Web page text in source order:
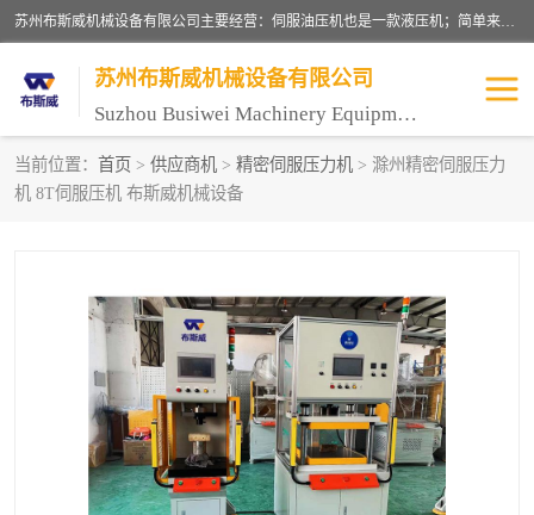
苏州布斯威机械设备有限公司主要经营：伺服油压机也是一款液压机；简单来说，传统的油压机，选用的是普通电机，普通电机容易发热，容易烧坏。伺服油压机采用先进的伺服电机，一般选用汇川 、日本大金、台达等品牌。伺服电机配套伺服泵还有伺服驱动器等部件，这样机器的电机过热，能耗的控制、机器工作的噪音都得到了完美的解决。
苏州布斯威机械设备有限公司
Suzhou Busiwei Machinery Equipment Co., Ltd.
当前位置： 首页 > 供应商机 > 精密伺服压力机 > 滁州精密伺服压力
机 8T伺服压机 布斯威机械设备
单柱油压机-C型油压机
气压机-气动压床 精密伺服压力机
伺服压力机